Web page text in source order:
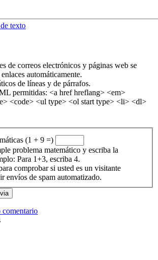
texto
de correos electrónicos y páginas web se
automáticamente.
de líneas y de párrafos.
permitidas: <a href hreflang> <em>
<code> <ul type> <ol start type> <li> <dl>
Pregunta de matemáticas (1 + 9 =)
problema matemático y escriba la
Para 1+3, escriba 4.
comprobar si usted es un visitante
envíos de spam automatizado.